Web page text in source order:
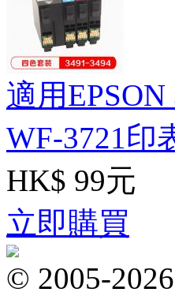
適用
WF-3721印
HK$ 99元
立即購買
© 2005-